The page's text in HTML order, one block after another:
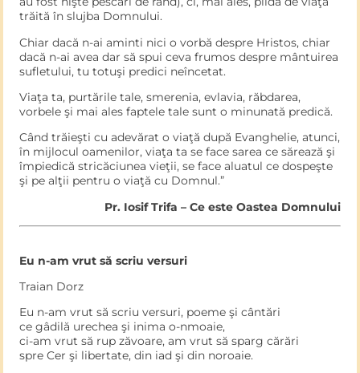
trăită în slujba Domnului.
Chiar dacă n-ai aminti nici o vorbă despre Hristos, chiar
dacă n-ai avea dar să spui ceva frumos despre mântuirea
sufletului, tu totuşi predici neîncetat.
Viaţa ta, purtările tale, smerenia, evlavia, răbdarea,
vorbele şi mai ales faptele tale sunt o minunată predică.
Când trăieşti cu adevărat o viaţă după Evanghelie, atunci,
în mijlocul oamenilor, viaţa ta se face sarea ce sărează şi
împiedică stricăciunea vieţii, se face aluatul ce dospeşte
şi pe alţii pentru o viaţă cu Domnul.”
Pr. Iosif Trifa – Ce este Oastea Domnului
Eu n-am vrut să scriu versuri
Traian Dorz
Eu n-am vrut să scriu versuri, poeme şi cântări
ce gâdilă urechea şi inima o-nmoaie,
ci-am vrut să rup zăvoare, am vrut să sparg cărări
spre Cer şi libertate, din iad şi din noroaie.